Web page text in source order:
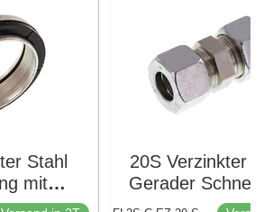
Stahl
mit
20S Verzinkter
Gerader
400 Bar DIN